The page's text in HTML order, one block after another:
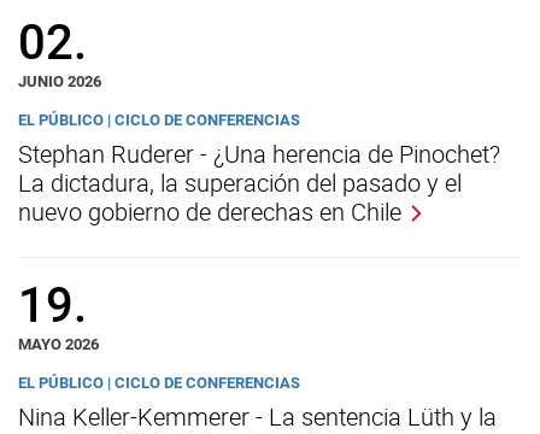
02.
JUNIO 2026
EL PÚBLICO | CICLO DE CONFERENCIAS
Stephan Ruderer - ¿Una herencia de Pinochet?
La dictadura, la superación del pasado y el
nuevo gobierno de derechas en Chile
19.
MAYO 2026
EL PÚBLICO | CICLO DE CONFERENCIAS
Nina Keller-Kemmerer - La sentencia Lüth y la